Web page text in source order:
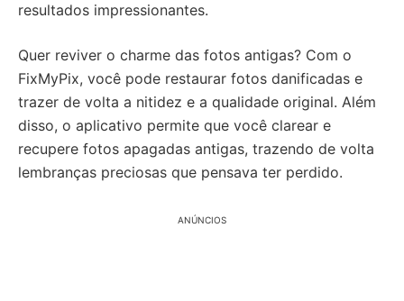
resultados impressionantes.
Quer reviver o charme das fotos antigas? Com o
FixMyPix, você pode restaurar fotos danificadas e
trazer de volta a nitidez e a qualidade original. Além
disso, o aplicativo permite que você clarear e
recupere fotos apagadas antigas, trazendo de volta
lembranças preciosas que pensava ter perdido.
ANÚNCIOS